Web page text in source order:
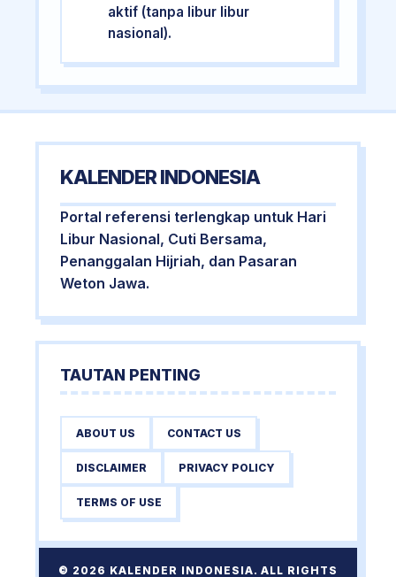
aktif (tanpa libur libur
nasional).
KALENDER INDONESIA
Portal referensi terlengkap untuk Hari
Libur Nasional, Cuti Bersama,
Penanggalan Hijriah, dan Pasaran
Weton Jawa.
TAUTAN PENTING
ABOUT US CONTACT US
DISCLAIMER PRIVACY POLICY
TERMS OF USE
© 2026 KALENDER INDONESIA. ALL RIGHTS